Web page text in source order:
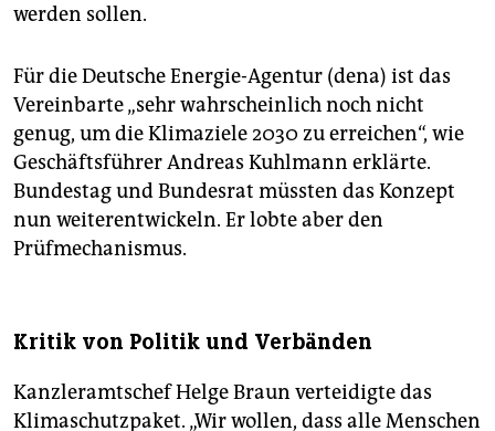
werden sollen.
Für die Deutsche Energie-Agentur (dena) ist das
Vereinbarte „sehr wahrscheinlich noch nicht
genug, um die Klimaziele 2030 zu erreichen“, wie
Geschäftsführer Andreas Kuhlmann erklärte.
Bundestag und Bundesrat müssten das Konzept
nun weiterentwickeln. Er lobte aber den
Prüfmechanismus.
Kritik von Politik und Verbänden
Kanzleramtschef Helge Braun verteidigte das
Klimaschutzpaket. „Wir wollen, dass alle Menschen